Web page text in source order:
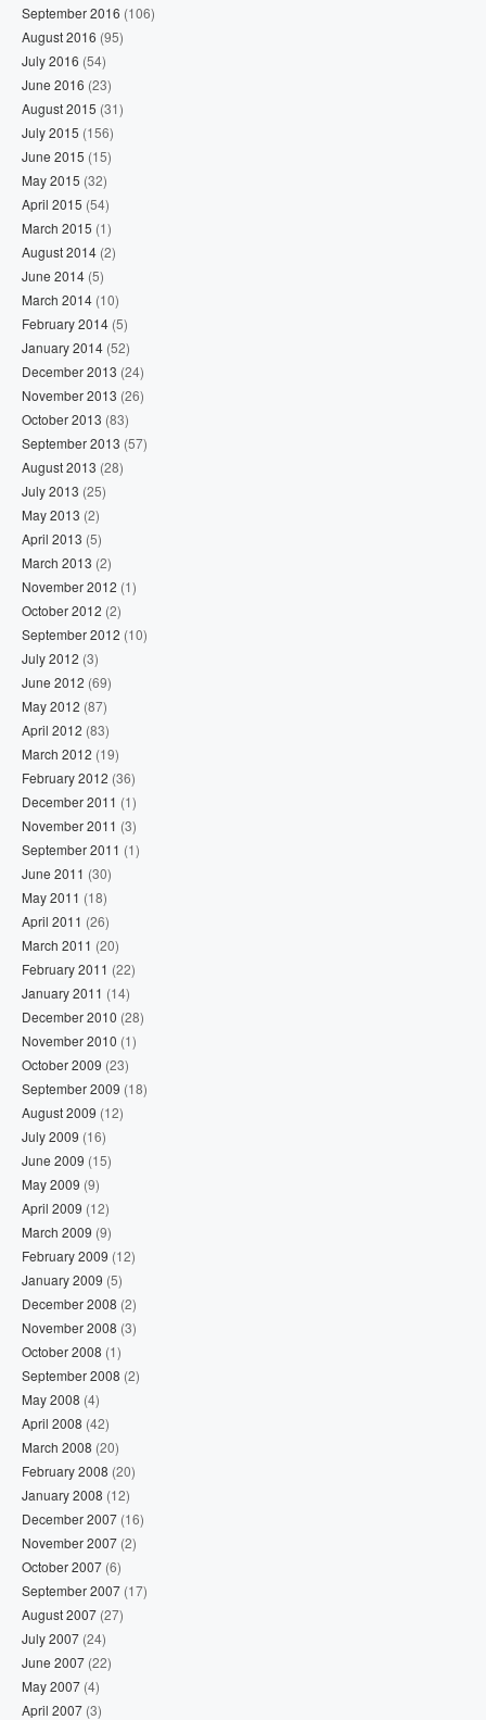
September 2016 (106)
August 2016 (95)
July 2016 (54)
June 2016 (23)
August 2015 (31)
July 2015 (156)
June 2015 (15)
May 2015 (32)
April 2015 (54)
March 2015 (1)
August 2014 (2)
June 2014 (5)
March 2014 (10)
February 2014 (5)
January 2014 (52)
December 2013 (24)
November 2013 (26)
October 2013 (83)
September 2013 (57)
August 2013 (28)
July 2013 (25)
May 2013 (2)
April 2013 (5)
March 2013 (2)
November 2012 (1)
October 2012 (2)
September 2012 (10)
July 2012 (3)
June 2012 (69)
May 2012 (87)
April 2012 (83)
March 2012 (19)
February 2012 (36)
December 2011 (1)
November 2011 (3)
September 2011 (1)
June 2011 (30)
May 2011 (18)
April 2011 (26)
March 2011 (20)
February 2011 (22)
January 2011 (14)
December 2010 (28)
November 2010 (1)
October 2009 (23)
September 2009 (18)
August 2009 (12)
July 2009 (16)
June 2009 (15)
May 2009 (9)
April 2009 (12)
March 2009 (9)
February 2009 (12)
January 2009 (5)
December 2008 (2)
November 2008 (3)
October 2008 (1)
September 2008 (2)
May 2008 (4)
April 2008 (42)
March 2008 (20)
February 2008 (20)
January 2008 (12)
December 2007 (16)
November 2007 (2)
October 2007 (6)
September 2007 (17)
August 2007 (27)
July 2007 (24)
June 2007 (22)
May 2007 (4)
April 2007 (3)